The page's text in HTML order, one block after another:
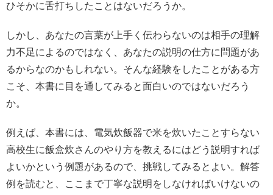
ひそかに舌打ちしたことはないだろうか。
しかし、あなたの言葉が上手く伝わらないのは相手の理解
力不足によるのではなく、あなたの説明の仕方に問題があ
るからなのかもしれない。そんな経験をしたことがある方
こそ、本書に目を通してみると面白いのではないだろう
か。
例えば、本書には、電気炊飯器で米を炊いたことすらない
高校生に飯盒炊さんのやり方を教えるにはどう説明すれば
よいかという例題があるので、挑戦してみるとよい。解答
例を読むと、ここまで丁寧な説明をしなければいけないの